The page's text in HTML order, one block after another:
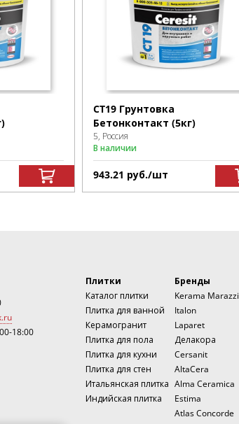
CT19 Грунтовка
Бетонконтакт (5кг)
5, Россия
В наличии
943.21 руб./шт
18:00
Плитки
Каталог плитки
Плитка для ванной
Керамогранит
Плитка для пола
Плитка для кухни
Плитка для стен
Итальянская плитка
Индийская плитка
Бренды
Kerama Marazzi
Italon
Laparet
Делакора
Cersanit
AltaCera
Alma Ceramica
Estima
Atlas Concorde